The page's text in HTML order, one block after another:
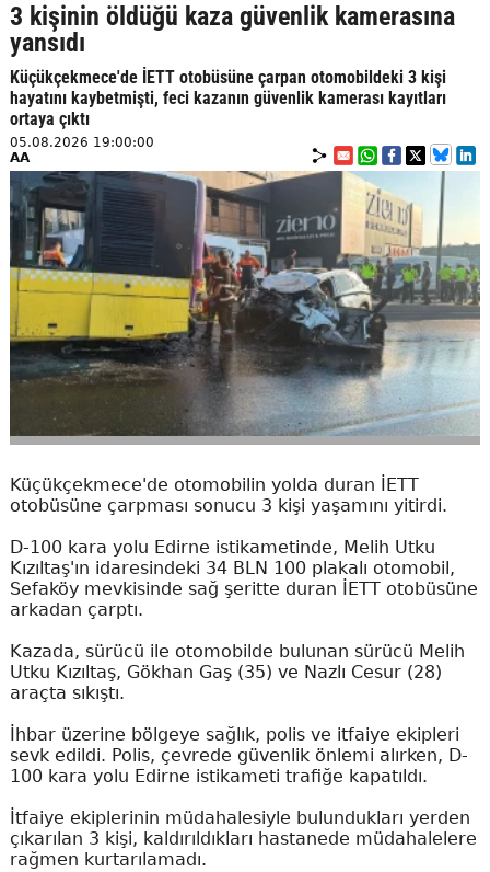
3 kişinin öldüğü kaza güvenlik kamerasına
yansıdı
Küçükçekmece'de İETT otobüsüne çarpan otomobildeki 3 kişi
hayatını kaybetmişti, feci kazanın güvenlik kamerası kayıtları
ortaya çıktı
05.08.2026 19:00:00
AA
Küçükçekmece'de otomobilin yolda duran İETT
otobüsüne çarpması sonucu 3 kişi yaşamını yitirdi.
D-100 kara yolu Edirne istikametinde, Melih Utku
Kızıltaş'ın idaresindeki 34 BLN 100 plakalı otomobil,
Sefaköy mevkisinde sağ şeritte duran İETT otobüsüne
arkadan çarptı.
Kazada, sürücü ile otomobilde bulunan sürücü Melih
Utku Kızıltaş, Gökhan Gaş (35) ve Nazlı Cesur (28)
araçta sıkıştı.
İhbar üzerine bölgeye sağlık, polis ve itfaiye ekipleri
sevk edildi. Polis, çevrede güvenlik önlemi alırken, D-
100 kara yolu Edirne istikameti trafiğe kapatıldı.
İtfaiye ekiplerinin müdahalesiyle bulundukları yerden
çıkarılan 3 kişi, kaldırıldıkları hastanede müdahalelere
rağmen kurtarılamadı.